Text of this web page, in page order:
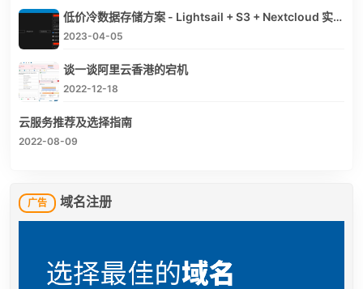
低价冷数据存储方案 - Lightsail + S3 + Nextcloud 实现 $1/TB/月
2023-04-05
谈一谈阿里云香港的宕机
2022-12-18
云服务推荐及选择指南
2022-08-09
广告 域名注册